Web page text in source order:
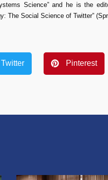
Science” and he is the
The Social Science of Twitter”
Twitter Pinterest